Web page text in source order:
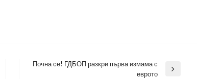
Почна се! ГДБОП разкри първа измама с
еврото